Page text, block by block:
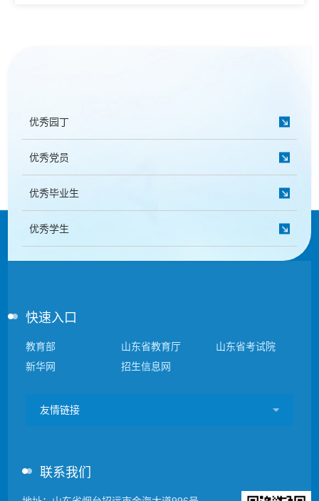
优秀园丁
优秀党员
优秀毕业生
优秀学生
快速入口
教育部 山东省教育厅
山东省考试院
新华网
招生信息网
友情链接
联系我们